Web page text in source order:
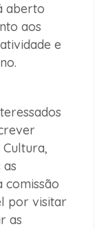
aberto
aos
e
comissão
por visitar
as